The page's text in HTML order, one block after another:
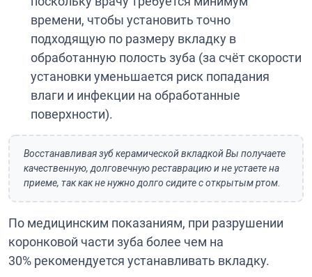
времени, чтобы установить точно
подходящую по размеру вкладку в
обработанную полость зуба (за счёт скорости
установки уменьшается риск попадания
влаги и инфекции на обработанные
поверхности).
Восстанавливая зуб керамической вкладкой Вы получаете
качественную, долговечную реставрацию и не устаете на
приеме, так как не нужно долго сидите с открытым ртом.
По медицинским показаниям, при разрушении
коронковой части зуба более чем на
30% рекомендуется устанавливать вкладку.